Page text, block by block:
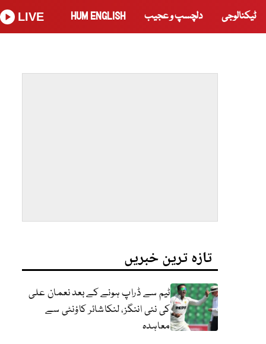
ٹیکنالوجی دلچسپ و عجیب HUM ENGLISH
LIVE
تازہ ترین خبریں
ٹیم سے ڈراپ ہونے کے بعد نعمان علی
کی نئی اننگز، لنکاشائر کاؤنٹی سے
معاہدہ